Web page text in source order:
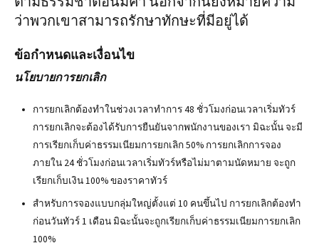
ว่าพวกเขาสามารถรักษาทักษะที่มีอยู่ได้
ข้อกำหนดและเงื่อนไข
นโยบายการยกเลิก
การยกเลิกต้องทำในช่วงเวลาทำการ 48 ชั่วโมงก่อนเวลาเริ่มทัวร์
การยกเลิกจะต้องได้รับการยืนยันจากพนักงานของเรา มิฉะนั้น จะมี
การเรียกเก็บค่าธรรมเนียมการยกเลิก 50% การยกเลิกการจอง
ภายใน 24 ชั่วโมงก่อนเวลาเริ่มทัวร์หรือไม่มาตามนัดหมาย จะถูก
เรียกเก็บเงิน 100% ของราคาทัวร์
สำหรับการจองแบบกลุ่มใหญ่ตั้งแต่ 10 คนขึ้นไป การยกเลิกต้องทำ
ก่อนวันทัวร์ 1 เดือน มิฉะนั้นจะถูกเรียกเก็บค่าธรรมเนียมการยกเลิก
100%